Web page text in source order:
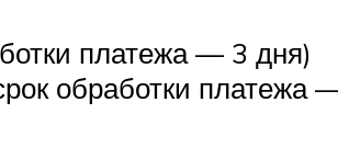
платежа — 3 дня)
обработки платежа